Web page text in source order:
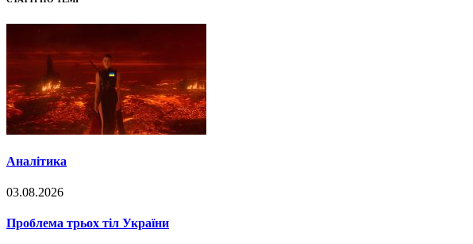
Аналітика
03.08.2026
Проблема трьох тіл України